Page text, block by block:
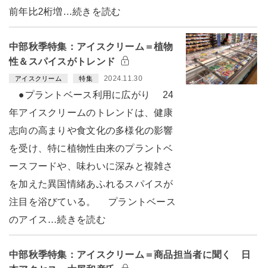
前年比2桁増…続きを読む
中部秋季特集：アイスクリーム＝植物
性＆スパイスがトレンド
アイスクリーム 特集 2024.11.30
●プラントベース利用に広がり 24
年アイスクリームのトレンドは、健康
志向の高まりや食文化の多様化の影響
を受け、特に植物性由来のプラントベ
ースフードや、味わいに深みと複雑さ
を加えた異国情緒あふれるスパイスが
注目を浴びている。 プラントベース
のアイス…続きを読む
中部秋季特集：アイスクリーム＝商品担当者に聞く 日